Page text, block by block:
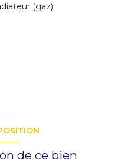
(gaz)
de ce bien